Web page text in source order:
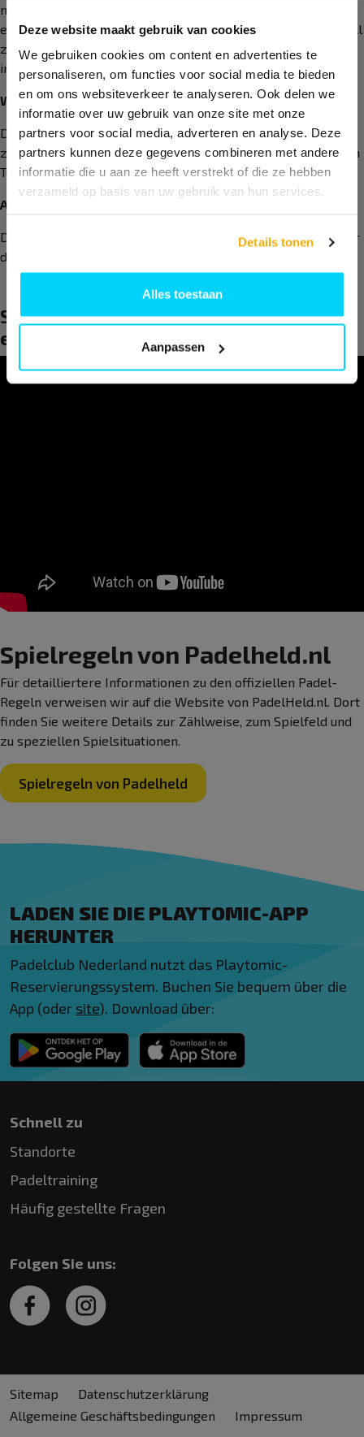
Deze website maakt gebruik van cookies
We gebruiken cookies om content en advertenties te
personaliseren, om functies voor social media te bieden
en om ons websiteverkeer te analyseren. Ook delen we
informatie over uw gebruik van onze site met onze
partners voor social media, adverteren en analyse. Deze
partners kunnen deze gegevens combineren met andere
informatie die u aan ze heeft verstrekt of die ze hebben
verzameld op basis van uw gebruik van hun services.
Details tonen
Alles toestaan
Aanpassen
mehrmals gegen die Glaswand oder den Zaun prallen, bevor
er zurückgespielt wird. Der Ballwechsel endet, wenn der Ball
zweimal aufspringt, ein Regelverstoß vorliegt oder der Ball
ins Aus gespielt wird.
Wände
Der Ball darf nach dem Bodenkontakt auch über die Wände
zurückgespielt werden, ein entscheidender Unterschied zum
Tennis, der dem Spiel eine zusätzliche Dimension verleiht.
Aus
Der Ball ist im Aus, wenn er direkt gegen die Glaswände oder
den Zaun gespielt wird, ohne vorher den Boden zu berühren.
Schauen Sie sich das Video für eine
einfache Erklärung an.
Spielregeln von Padelheld.nl
Für detailliertere Informationen zu den offiziellen Padel-
Regeln verweisen wir auf die Website von PadelHeld.nl. Dort
finden Sie weitere Details zur Zählweise, zum Spielfeld und
zu speziellen Spielsituationen.
Spielregeln von Padelheld
LADEN SIE DIE PLAYTOMIC-APP
HERUNTER
Padelclub Nederland nutzt das Playtomic-
Reservierungssystem. Buchen Sie bequem über die
App (oder site). Download über:
Schnell zu
Standorte
Padeltraining
Häufig gestellte Fragen
Folgen Sie uns:
Sitemap
Datenschutzerklärung
Allgemeine Geschäftsbedingungen
Impressum